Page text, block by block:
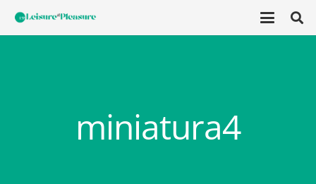
miniatura4